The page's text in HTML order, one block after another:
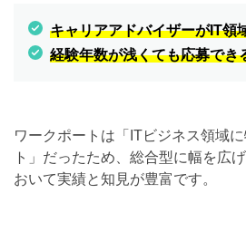
キャリアアドバイザーがIT領
経験年数が浅くても応募でき
ワークポートは「ITビジネス領域
ト」だったため、総合型に幅を広
おいて実績と知見が豊富です。